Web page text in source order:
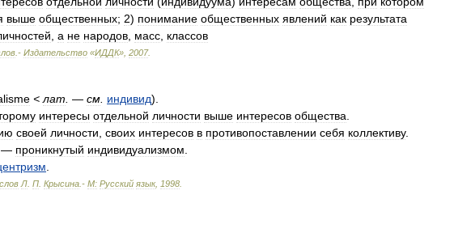
выше общественных; 2) понимание общественных явлений как результата
а не народов масс классов
.- Издательство «ИДДК» 2007.
< лат — см индивид).
интересы отдельной личности выше интересов общества
своей личности своих интересов в противопоставлении себя коллективу.
— проникнутый индивидуализмом
слов Л П Крысина .- М: Русский язык, 1998